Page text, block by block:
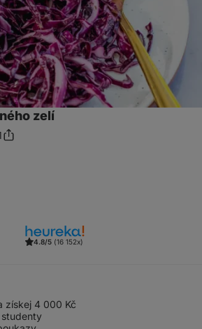
zelí
Sdílet
4.8/5 (16 152x)
získej 4 000 Kč
studenty